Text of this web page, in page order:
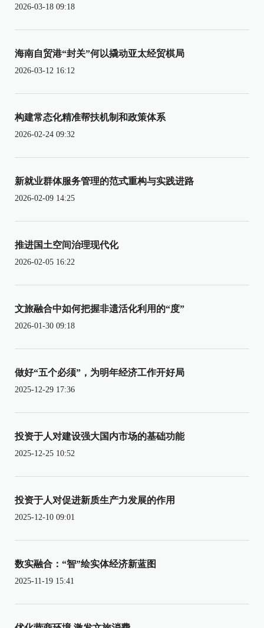
2026-03-18 09:18
海南自贸港“封关”何以撬动亚太经贸棋局
2026-03-12 16:12
构建常态化精准帮扶机制和政策体系
2026-02-24 09:32
新就业群体服务管理的范式重构与实践进路
2026-02-09 14:25
推进国土空间治理现代化
2026-02-05 16:22
文旅融合中如何把握非遗活化利用的“度”
2026-01-30 09:18
做好“五个必须”，为明年经济工作开好局
2025-12-29 17:36
投资于人对建设强大国内市场的基础功能
2025-12-25 10:52
投资于人对促进新质生产力发展的作用
2025-12-10 09:01
数实融合：“智”绘实体经济新蓝图
2025-11-19 15:41